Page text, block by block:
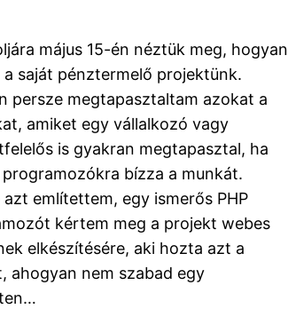
május 15-én néztük meg, hogyan
a saját pénztermelő projektünk.
persze megtapasztaltam azokat a
amiket egy vállalkozó vagy
is gyakran megtapasztal, ha
programozókra bízza a munkát.
azt említettem, egy ismerős PHP
kértem meg a projekt webes
elkészítésére, aki hozta azt a
ahogyan nem szabad egy